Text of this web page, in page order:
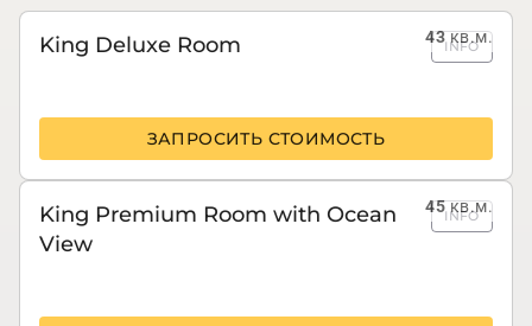
43кв.м.
King Deluxe Room INFO
ЗАПРОСИТЬ СТОИМОСТЬ
45кв.м.
King Premium Room with Ocean
View
INFO